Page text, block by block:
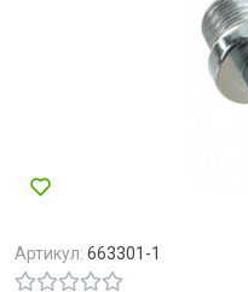
Артикул: 663301-1